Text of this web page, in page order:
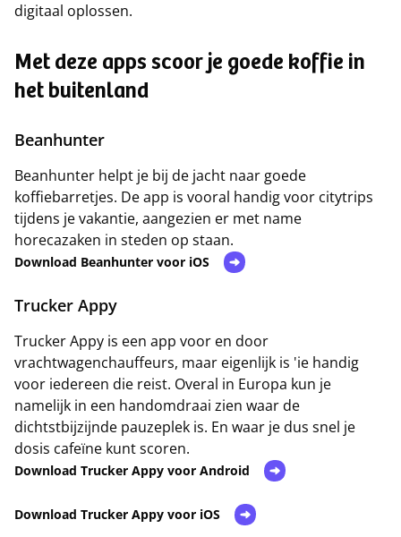
digitaal oplossen.
Met deze apps scoor je goede koffie in
het buitenland
Beanhunter
Beanhunter helpt je bij de jacht naar goede
koffiebarretjes. De app is vooral handig voor citytrips
tijdens je vakantie, aangezien er met name
horecazaken in steden op staan.
Download Beanhunter voor iOS
Trucker Appy
Trucker Appy is een app voor en door
vrachtwagenchauffeurs, maar eigenlijk is 'ie handig
voor iedereen die reist. Overal in Europa kun je
namelijk in een handomdraai zien waar de
dichtstbijzijnde pauzeplek is. En waar je dus snel je
dosis cafeïne kunt scoren.
Download Trucker Appy voor Android
Download Trucker Appy voor iOS